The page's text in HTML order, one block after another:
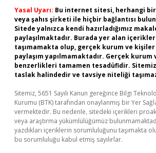
Yasal Uyarı: Bu internet sitesi, herhangi
veya şahıs şirketi ile hiçbir bağlantısı
Sitede yalnızca kendi hazırladığımız
paylaşılmaktadır. Burada yer alan
taşımamakta olup, gerçek kurum ve kişiler
paylaşım yapılmamaktadır. Gerçek
benzerlikleri tamamen tesadüfidir.
taslak halindedir ve tavsiye niteliği
Sitemiz, 5651 Sayılı Kanun gereğince Bilgi
Kurumu (BTK) tarafından onaylanmış bir Yer
vermektedir. Bu nedenle, sitedeki içerikleri
veya araştırma yükümlülüğümüz
yazdıkları içeriklerin sorumluluğunu taşımakta
bu sorumluluğu kabul etmiş sayılırlar.